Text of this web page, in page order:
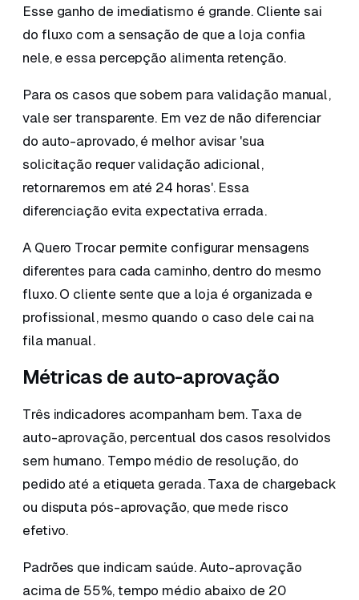
Esse ganho de imediatismo é grande. Cliente sai
do fluxo com a sensação de que a loja confia
nele, e essa percepção alimenta retenção.
Para os casos que sobem para validação manual,
vale ser transparente. Em vez de não diferenciar
do auto-aprovado, é melhor avisar 'sua
solicitação requer validação adicional,
retornaremos em até 24 horas'. Essa
diferenciação evita expectativa errada.
A Quero Trocar permite configurar mensagens
diferentes para cada caminho, dentro do mesmo
fluxo. O cliente sente que a loja é organizada e
profissional, mesmo quando o caso dele cai na
fila manual.
Métricas de auto-aprovação
Três indicadores acompanham bem. Taxa de
auto-aprovação, percentual dos casos resolvidos
sem humano. Tempo médio de resolução, do
pedido até a etiqueta gerada. Taxa de chargeback
ou disputa pós-aprovação, que mede risco
efetivo.
Padrões que indicam saúde. Auto-aprovação
acima de 55%, tempo médio abaixo de 20